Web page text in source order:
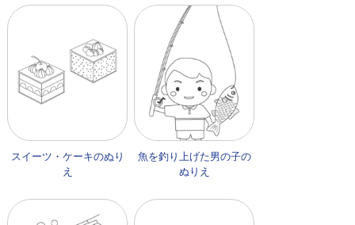
スイーツ・ケーキのぬり
え
魚を釣り上げた男の子の
ぬりえ